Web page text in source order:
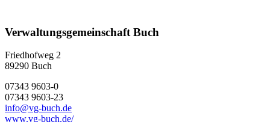
Verwaltungsgemeinschaft Buch
Friedhofweg 2
89290 Buch
07343 9603-0
07343 9603-23
info@vg-buch.de
www.vg-buch.de/